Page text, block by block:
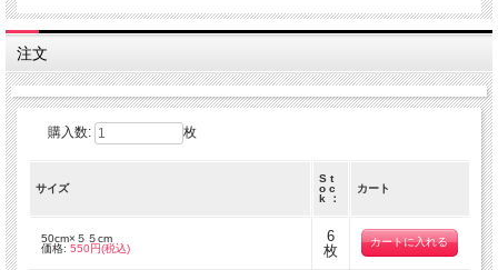
全て掲載サイズにてカットされております。
複数枚でご注文を頂いても、繋がった状態の商品でのお届けとはなりません。
・50 x 110 cm の商品
ますが、
在庫状況によっては、50x110cm単位でカットされた商品でのお届けとなりま
数量 １ ＝ 50 cm ( 50 x 110 cm )
注文
購入数: 枚
サイズ
S t
o c
k ：
カート
50cm×５５cm
価格: 550円(税込)
6
枚